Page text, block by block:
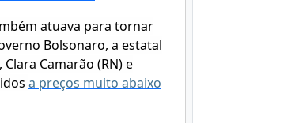
atuava para tornar
Bolsonaro, a estatal
Camarão (RN) e
a preços muito abaixo